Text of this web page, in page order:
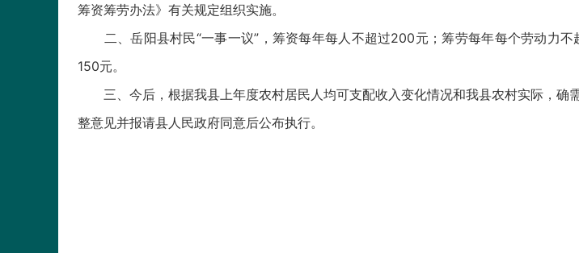
筹资筹劳办法》有关规定组织实施。
二、岳阳县村民“一事一议”，筹资每年每人不超过200元；筹劳每年每个劳动力不
150元。
三、今后，根据我县上年度农村居民人均可支配收入变化情况和我县农村实际，确
整意见并报请县人民政府同意后公布执行。